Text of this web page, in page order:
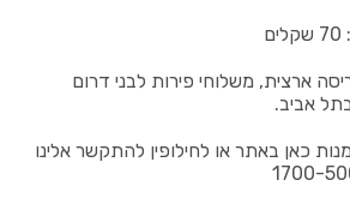
ארצית, משלוחי פירות לבני דרום
אביב.
כאן באתר או לחילופין להתקשר אלינו